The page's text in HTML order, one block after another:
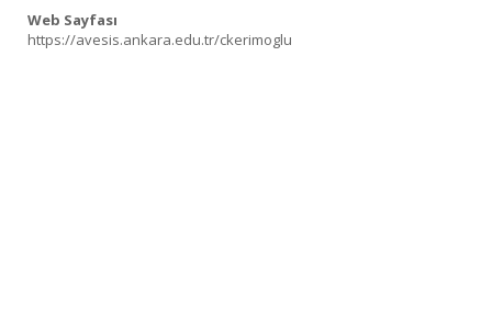
Web Sayfası
https://avesis.ankara.edu.tr/ckerimoglu